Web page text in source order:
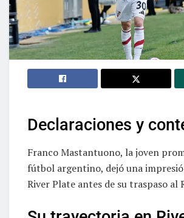
Declaraciones y
Franco Mastantuono, la joven
fútbol argentino, dejó una
River Plate antes de su traspaso al